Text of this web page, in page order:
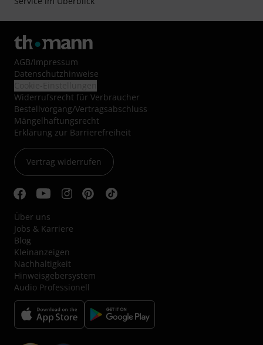
AGB/Impressum
Datenschutzhinweise
Widerrufsrecht für Verbraucher
Bestellvorgang/Vertragsabschluss
Mängelhaftungsrecht
Erklärung zur Barrierefreiheit
Vertrag widerrufen
Über uns
Jobs & Karriere
Blog
Kleinanzeigen
Nachhaltigkeit
Hinweisgebersystem
Audio Professionell